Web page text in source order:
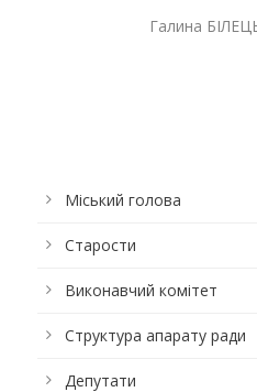
Галина
Міський голова
Старости
Виконавчий комітет
Структура апарату ради
Депутати